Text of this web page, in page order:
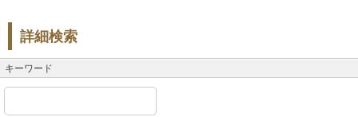
詳細検索
キーワード